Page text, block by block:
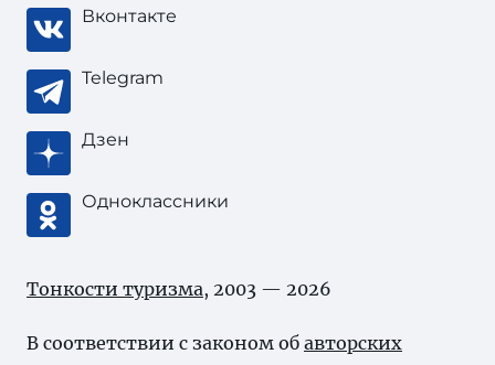
Вконтакте
Telegram
Дзен
Одноклассники
Тонкости туризма, 2003 — 2026
В соответствии с законом об авторских